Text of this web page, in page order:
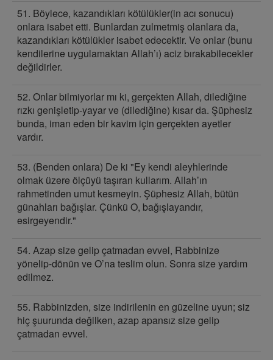
51. Böylece, kazandıkları kötülükler(in acı sonucu)
onlara isabet etti. Bunlardan zulmetmiş olanlara da,
kazandıkları kötülükler isabet edecektir. Ve onlar (bunu
kendilerine uygulamaktan Allah’ı) aciz bırakabilecekler
değildirler.
52. Onlar bilmiyorlar mı ki, gerçekten Allah, dilediğine
rızkı genişletip-yayar ve (dilediğine) kısar da. Şüphesiz
bunda, iman eden bir kavim için gerçekten ayetler
vardır.
53. (Benden onlara) De ki "Ey kendi aleyhlerinde
olmak üzere ölçüyü taşıran kullarım. Allah’ın
rahmetinden umut kesmeyin. Şüphesiz Allah, bütün
günahları bağışlar. Çünkü O, bağışlayandır,
esirgeyendir."
54. Azap size gelip çatmadan evvel, Rabbinize
yönelip-dönün ve O’na teslim olun. Sonra size yardım
edilmez.
55. Rabbinizden, size indirilenin en güzeline uyun; siz
hiç şuurunda değilken, azap apansız size gelip
çatmadan evvel.